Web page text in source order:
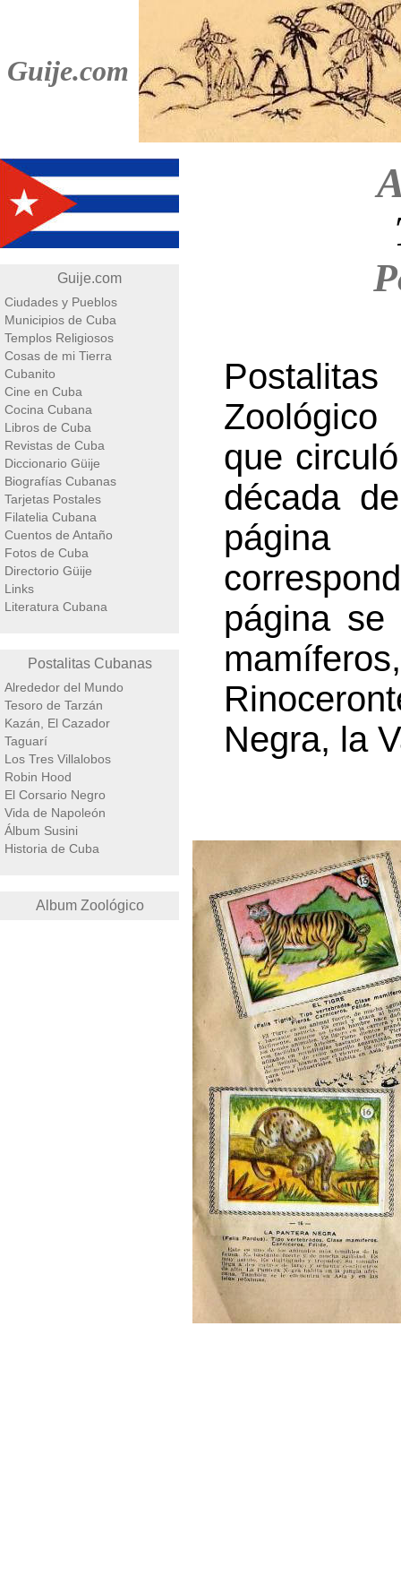
Guije.com
Guije.com
Ciudades y Pueblos
Municipios de Cuba
Templos Religiosos
Cosas de mi Tierra
Cubanito
Cine en Cuba
Cocina Cubana
Libros de Cuba
Revistas de Cuba
Diccionario Güije
Biografías Cubanas
Tarjetas Postales
Filatelia Cubana
Cuentos de Antaño
Fotos de Cuba
Directorio Güije
Links
Literatura Cubana
Postalitas Cubanas
Alrededor del Mundo
Tesoro de Tarzán
Kazán, El Cazador
Taguarí
Los Tres Villalobos
Robin Hood
El Corsario Negro
Vida de Napoleón
Álbum Susini
Historia de Cuba
Album Zoológico
que
década
página se
Negra, la